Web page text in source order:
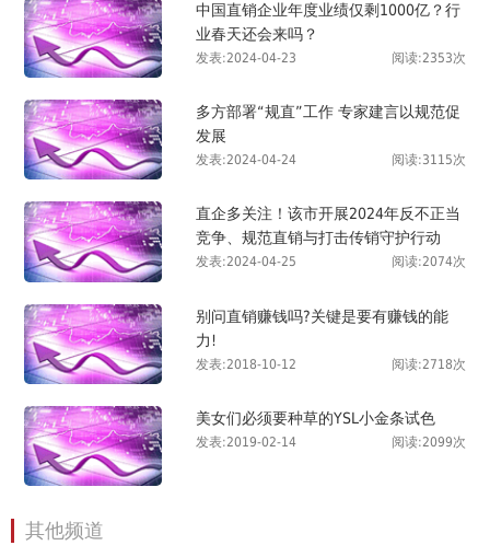
中国直销企业年度业绩仅剩1000亿？行
业春天还会来吗？
发表:2024-04-23 阅读:2353次
多方部署“规直”工作 专家建言以规范促
发展
发表:2024-04-24 阅读:3115次
直企多关注！该市开展2024年反不正当
竞争、规范直销与打击传销守护行动
发表:2024-04-25 阅读:2074次
别问直销赚钱吗?关键是要有赚钱的能
力!
发表:2018-10-12 阅读:2718次
美女们必须要种草的YSL小金条试色
发表:2019-02-14 阅读:2099次
其他频道